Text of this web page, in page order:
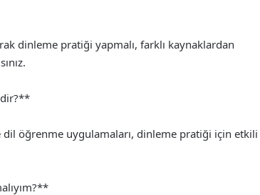
dinleme pratiği yapmalı, farklı kaynaklardan
dil öğrenme uygulamaları, dinleme pratiği için etkili